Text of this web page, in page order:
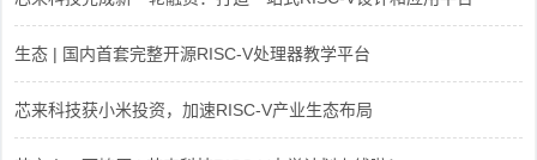
生态 | 国内首套完整开源RISC-V处理器教学平台
芯来科技获小米投资，加速RISC-V产业生态布局